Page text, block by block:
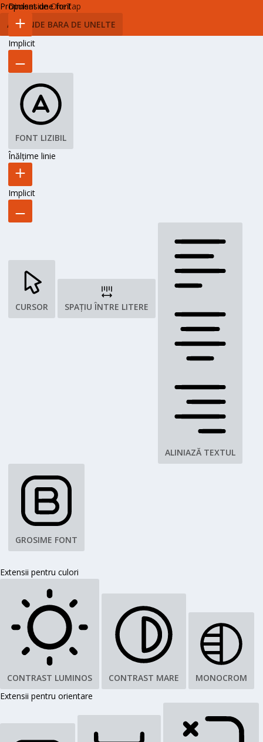
Propulsat deOneTap
ASCUNDE BARA DE UNELTE
Dimensiune font
Implicit
FONT LIZIBIL
Înălțime linie
Implicit
CURSOR SPAȚIU ÎNTRE LITERE
ALINIAZĂ TEXTUL
GROSIME FONT
Extensii pentru culori
CONTRAST LUMINOS CONTRAST MARE
MONOCROM
Extensii pentru orientare